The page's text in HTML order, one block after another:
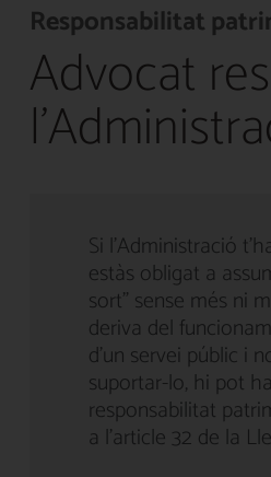
Responsabilitat
Advocat
Si l'Administració
estàs obligat a
sort” sense més ni
deriva del
d'un servei públic i
suportar-lo, hi pot
responsabilitat
a l'article 32 de la